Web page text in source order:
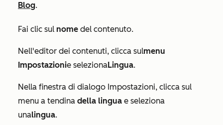
Blog.
Fai clic sul nome del contenuto.
Nell'editor dei contenuti, clicca sulmenu
Impostazionie selezionaLingua.
Nella finestra di dialogo Impostazioni, clicca sul
menu a tendina della lingua e seleziona
unalingua.